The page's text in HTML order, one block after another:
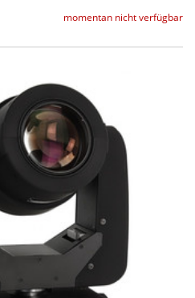
momentan nicht verfügbar